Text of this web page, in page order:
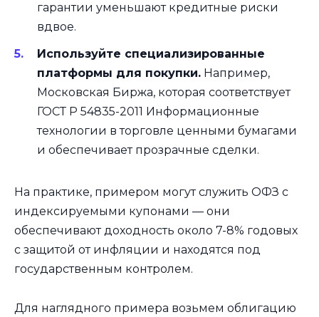
гарантии уменьшают кредитные риски
вдвое.
Используйте специализированные
платформы для покупки. Например,
Московская Биржа, которая соответствует
ГОСТ Р 54835-2011 Информационные
технологии в торговле ценными бумагами
и обеспечивает прозрачные сделки.
На практике, примером могут служить ОФЗ с
индексируемыми купонами — они
обеспечивают доходность около 7-8% годовых
с защитой от инфляции и находятся под
государственным контролем.
Для наглядного примера возьмем облигацию